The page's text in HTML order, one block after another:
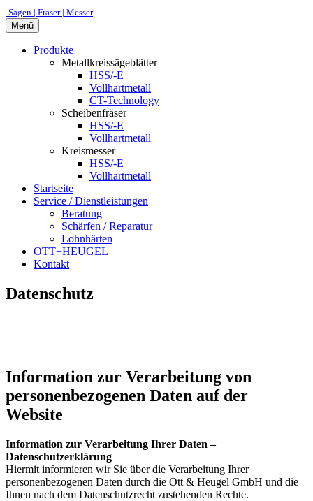
Sägen | Fräser | Messer
Menü
Produkte
Metallkreissägeblätter
HSS/-E
Vollhartmetall
CT-Technology
Scheibenfräser
HSS/-E
Vollhartmetall
Kreismesser
HSS/-E
Vollhartmetall
Startseite
Service / Dienstleistungen
Beratung
Schärfen / Reparatur
Lohnhärten
OTT+HEUGEL
Kontakt
Datenschutz
Information zur Verarbeitung von
personenbezogenen Daten auf der
Website
Information zur Verarbeitung Ihrer Daten –
Datenschutzerklärung
Hiermit informieren wir Sie über die Verarbeitung Ihrer
personenbezogenen Daten durch die Ott & Heugel GmbH und die
Ihnen nach dem Datenschutzrecht zustehenden Rechte.